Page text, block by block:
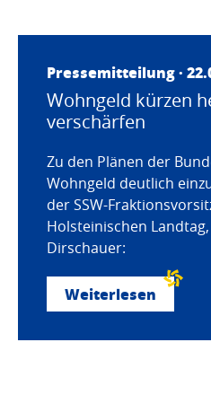
Pressemitteilung ·
Wohngeld kürzen
verschärfen
Zu den Plänen der
Wohngeld deutlich
der SSW-
Holsteinischen
Dirschauer:
Weiterlesen